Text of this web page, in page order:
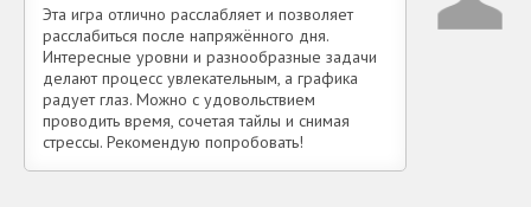
Эта игра отлично расслабляет и позволяет
расслабиться после напряжённого дня.
Интересные уровни и разнообразные задачи
делают процесс увлекательным, а графика
радует глаз. Можно с удовольствием
проводить время, сочетая тайлы и снимая
стрессы. Рекомендую попробовать!